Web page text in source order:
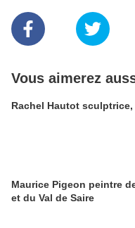
Vous aimerez
Rachel Hautot
Maurice Pigeon peintre
et du Val de Saire